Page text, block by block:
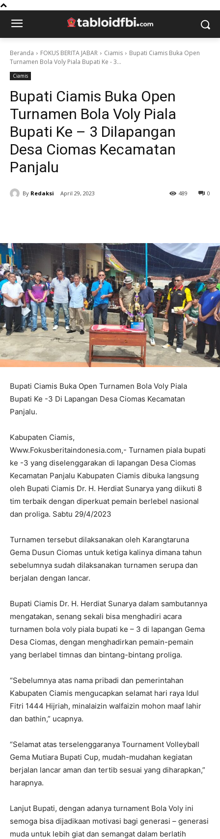
Beranda FOKUS BERITA JABAR Ciamis
Bupati Ciamis Buka Open
Turnamen Bola Voly Piala Bupati Ke - 3...
Ciamis
Bupati Ciamis Buka Open
Turnamen Bola Voly Piala
Bupati Ke – 3 Dilapangan
Desa Ciomas Kecamatan
Panjalu
By Redaksi April 29, 2023 0
489
Bupati Ciamis Buka Open Turnamen Bola Voly Piala
Bupati Ke -3 Di Lapangan Desa Ciomas Kecamatan
Panjalu.
Kabupaten Ciamis,
Www.Fokusberitaindonesia.com,- Turnamen piala bupati
ke -3 yang diselenggarakan di lapangan Desa Ciomas
Kecamatan Panjalu Kabupaten Ciamis dibuka langsung
oleh Bupati Ciamis Dr. H. Herdiat Sunarya yang diikuti 8
tim terbaik dengan diperkuat pemain berlebel nasional
dan proliga. Sabtu 29/4/2023
Turnamen tersebut dilaksanakan oleh Karangtaruna
Gema Dusun Ciomas untuk ketiga kalinya dimana tahun
sebelumnya sudah dilaksanakan turnamen serupa dan
berjalan dengan lancar.
Bupati Ciamis Dr. H. Herdiat Sunarya dalam sambutannya
mengatakan, senang sekali bisa menghadiri acara
turnamen bola voly piala bupati ke – 3 di lapangan Gema
Desa Ciomas, dengan menghadirkan pemain-pemain
yang berlabel timnas dan bintang-bintang proliga.
“Sebelumnya atas nama pribadi dan pemerintahan
Kabupaten Ciamis mengucapkan selamat hari raya Idul
Fitri 1444 Hijriah, minalaizin walfaizin mohon maaf lahir
dan bathin,” ucapnya.
“Selamat atas terselenggaranya Tournament Volleyball
Gema Mutiara Bupati Cup, mudah-mudahan kegiatan
berjalan lancar aman dan tertib sesuai yang diharapkan,”
harapnya.
Lanjut Bupati, dengan adanya turnament Bola Voly ini
semoga bisa dijadikaan motivasi bagi generasi – generasi
muda untuk lebih giat dan semangat dalam berlatih